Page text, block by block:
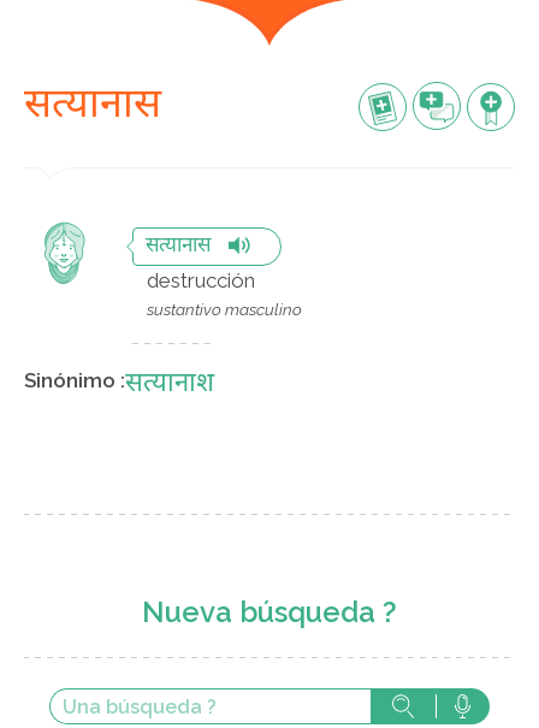
सत्यानास
सत्यानास
destrucción
sustantivo masculino
Sinónimo :सत्यानाश
Nueva búsqueda ?